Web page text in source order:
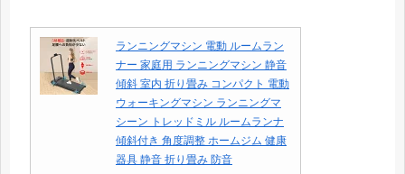
ランニングマシン 電動 ルームラン
ナー 家庭用 ランニングマシン 静音
傾斜 室内 折り畳み コンパクト 電動
ウォーキングマシン ランニングマ
シーン トレッドミル ルームランナ
傾斜付き 角度調整 ホームジム 健康
器具 静音 折り畳み 防音